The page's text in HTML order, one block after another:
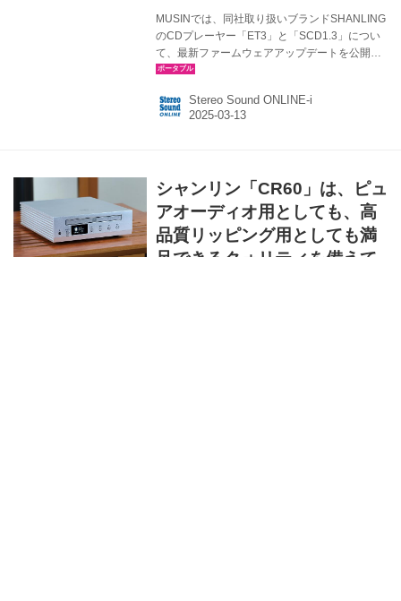
MUSINでは、同社取り扱いブランドSHANLING
のCDプレーヤー「ET3」と「SCD1.3」につい
て、最新ファームウェアアップデートを公開し
た。それぞれのファームウェアアップデートの
●MQA出力設定を調整 ●日本語のソート機能を
改善 ●その他細かなバグの修正や最適化を実施
ソート機能を改善 ●その他細かなバグの修正や
最適化実施 ファームウェア・アップデートの更
新内容に...
Stereo Sound ONLINE-i
シャンリン「CR60」は、ピュ
アオーディオ用としても、高
品質リッピング用としても満
足できるクォリティを備えて